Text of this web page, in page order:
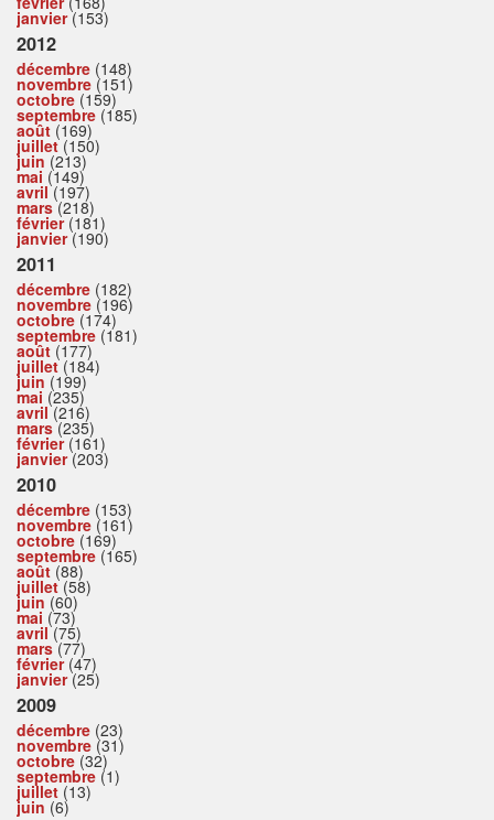
janvier(153)
2012
décembre (148)
novembre (151)
octobre (159)
septembre (185)
août (169)
juillet(150)
juin (213)
mai (149)
avril(197)
mars(218)
février(181)
janvier(190)
2011
décembre (182)
novembre (196)
octobre (174)
septembre (181)
août (177)
juillet(184)
juin (199)
mai (235)
avril(216)
mars(235)
février(161)
janvier(203)
2010
décembre (153)
novembre (161)
octobre (169)
septembre (165)
août (88)
juillet(58)
juin (60)
mai (73)
avril(75)
mars(77)
février(47)
janvier(25)
2009
décembre (23)
novembre (31)
octobre (32)
septembre (1)
juillet (13)
juin (6)